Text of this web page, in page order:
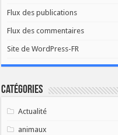
Flux des publications
Flux des commentaires
Site de WordPress-FR
Catégories
Actualité
animaux